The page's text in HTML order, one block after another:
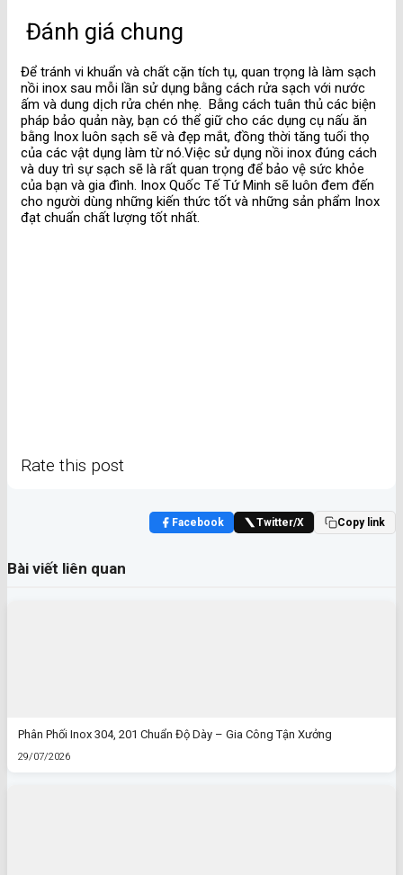
Đánh giá chung
Để tránh vi khuẩn và chất cặn tích tụ, quan trọng là làm sạch
nồi inox sau mỗi lần sử dụng bằng cách rửa sạch với nước
ấm và dung dịch rửa chén nhẹ. Bằng cách tuân thủ các biện
pháp bảo quản này, bạn có thể giữ cho các dụng cụ nấu ăn
bằng Inox luôn sạch sẽ và đẹp mắt, đồng thời tăng tuổi thọ
của các vật dụng làm từ nó.Việc sử dụng nồi inox đúng cách
và duy trì sự sạch sẽ là rất quan trọng để bảo vệ sức khỏe
của bạn và gia đình. Inox Quốc Tế Tứ Minh sẽ luôn đem đến
cho người dùng những kiến thức tốt và những sản phẩm Inox
đạt chuẩn chất lượng tốt nhất.
Rate this post
Facebook Twitter/X Copy link
Bài viết liên quan
Phân Phối Inox 304, 201 Chuẩn Độ Dày – Gia Công Tận Xưởng
29/07/2026